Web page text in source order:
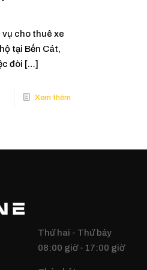
cho thuê xe
tại Bến Cát,
đòi […]
Thứ hai - Thứ bảy
08:00 giờ - 17:00 giờ